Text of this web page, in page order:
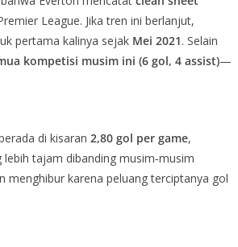
League. Jika tren ini berlanjut,
pertama kalinya sejak Mei 2021. Selain
kompetisi musim ini (6 gol, 4 assist)—
di kisaran 2,80 gol per game,
tajam dibanding musim‑musim
menghibur karena peluang terciptanya gol